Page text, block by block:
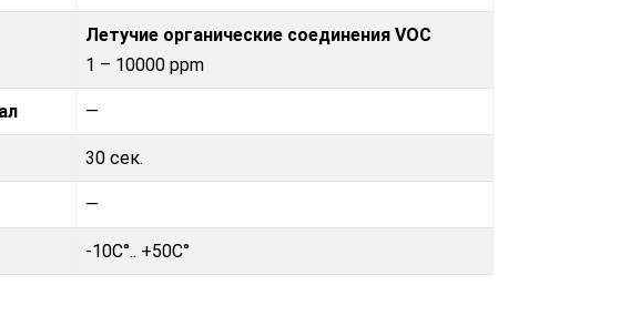
Летучие органические соединения VOC
1 – 10000 ppm
—
30 сек.
—
-10C°.. +50C°